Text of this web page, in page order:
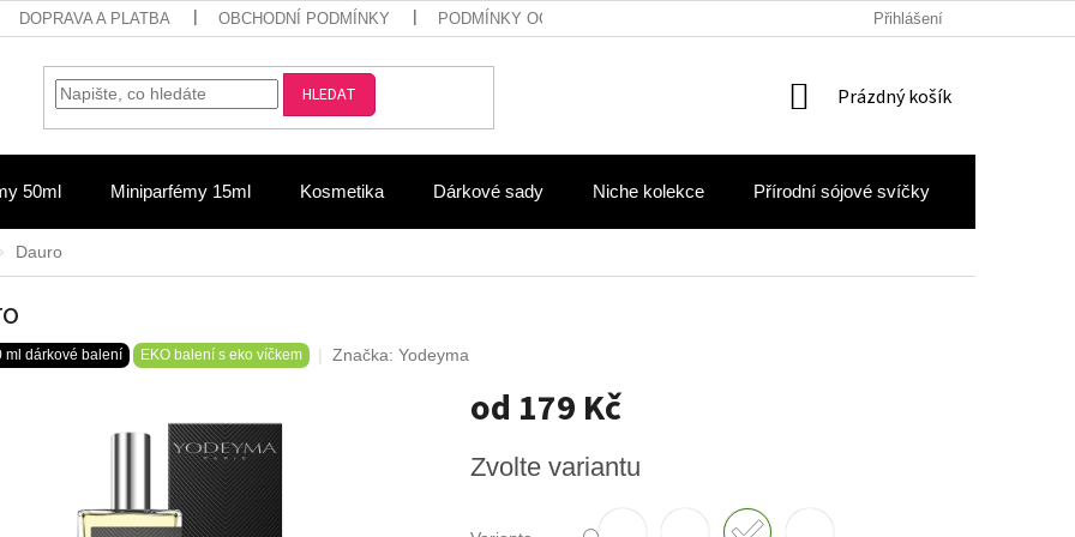
DOPRAVA A PLATBA OBCHODNÍ PODMÍNKY PODMÍNKY OCHRANY OSOBNÍCH ÚDAJŮ Přihlášení
HLEDAT
NÁKUPNÍ
Prázdný košík
50ml Miniparfémy 15ml Kosmetika Dárkové sady Niche kolekce Přírodní sójové svíčky
Dauro
ml dárkové balení EKO balení s eko víčkem Značka: Yodeyma
od 179 Kč
cena:
Zvolte variantu